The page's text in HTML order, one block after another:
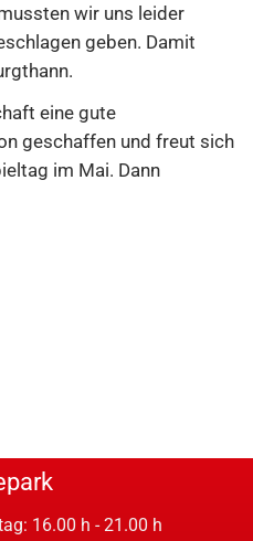
wir uns leider
geben. Damit
eine gute
geschaffen und freut sich
im Mai. Dann
16.00 h - 21.00 h